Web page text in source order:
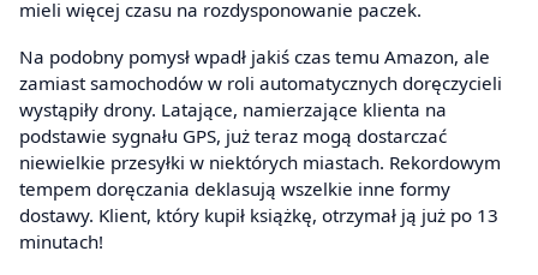
mieli więcej czasu na rozdysponowanie paczek.
Na podobny pomysł wpadł jakiś czas temu Amazon, ale
zamiast samochodów w roli automatycznych doręczycieli
wystąpiły drony. Latające, namierzające klienta na
podstawie sygnału GPS, już teraz mogą dostarczać
niewielkie przesyłki w niektórych miastach. Rekordowym
tempem doręczania deklasują wszelkie inne formy
dostawy. Klient, który kupił książkę, otrzymał ją już po 13
minutach!